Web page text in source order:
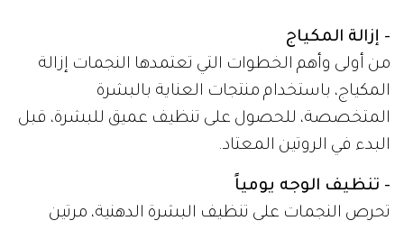
- إزالة المكياج
من أولى وأهم الخطوات التي تعتمدها النجمات إزالة
المكياج، باستخدام منتجات العناية بالبشرة
المتخصصة، للحصول على تنظيف عميق للبشرة، قبل
البدء في الروتين المعتاد.
- تنظيف الوجه يومياً
تحرص النجمات على تنظيف البشرة الدهنية، مرتين